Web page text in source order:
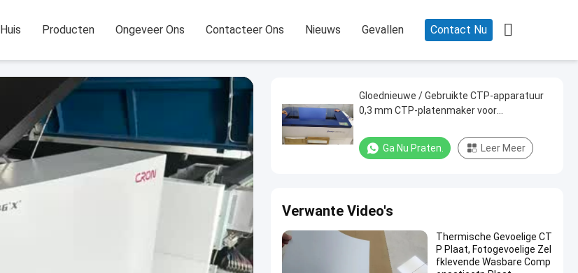
Huis Producten Ongeveer Ons Contacteer Ons Nieuws Gevallen Contact Nu 
Gloednieuwe / Gebruikte CTP-apparatuur
0,3 mm CTP-platenmaker voor
Ga Nu Praten. Leer Meer
Verwante Video's
Thermische Gevoelige CT
P Plaat, Fotogevoelige Zel
fklevende Wasbare Comp